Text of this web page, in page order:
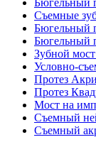
Съемные
Бюгельный
Бюгельный
Зубной
Условно-
Протез
Протез
Мост на
Съемный
Съемный